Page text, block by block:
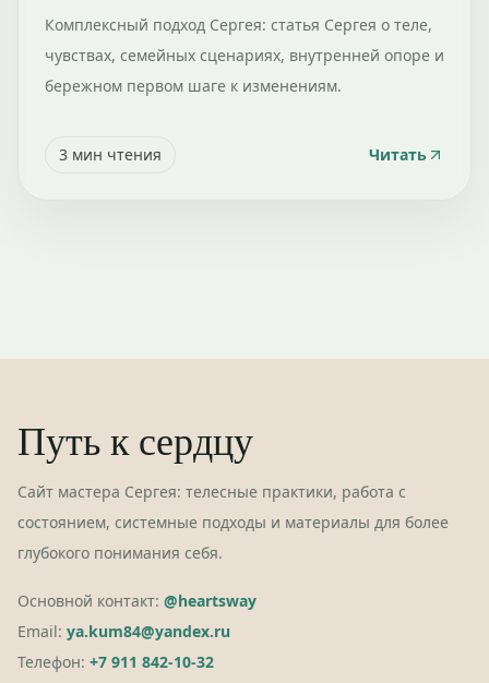
Комплексный подход Сергея: статья Сергея о теле,
чувствах, семейных сценариях, внутренней опоре и
бережном первом шаге к изменениям.
3 мин чтения Читать
Путь к сердцу
Сайт мастера Сергея: телесные практики, работа с
состоянием, системные подходы и материалы для более
глубокого понимания себя.
Основной контакт: @heartsway
Email: ya.kum84@yandex.ru
Телефон: +7 911 842-10-32